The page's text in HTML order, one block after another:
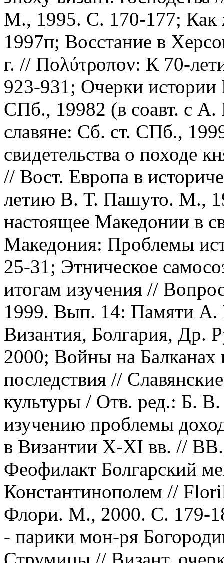
М., 1995. С. 170-177;
1997п; Восстание в
г. // Πολύτροπον: К 70-
923-931; Очерки
СПб., 19982 (в соавт. с
славяне: Сб. ст. СПб.,
свидетельства о походе
// Вост. Европа в
летию В. Т. Пашуто. М.,
настоящее Македонии в
Македония: Проблемы
25-31; Этническое
итогам изучения //
1999. Вып. 14: Памяти А.
Византия, Болгария, Др.
2000; Войны на
последствия //
культуры / Отв. ред.: Б.
изучению проблемы
в Византии X-XI вв. //
Феофилакт Болгарский
Константинополем //
Флори. М., 2000. С. 179-
- парики мон-ря